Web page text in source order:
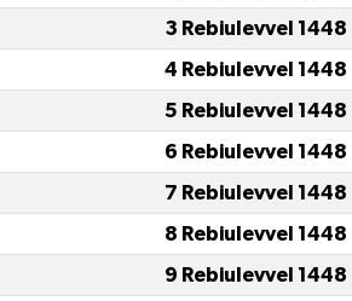
3 Rebiulevvel 1448
4 Rebiulevvel 1448
5 Rebiulevvel 1448
6 Rebiulevvel 1448
7 Rebiulevvel 1448
8 Rebiulevvel 1448
9 Rebiulevvel 1448